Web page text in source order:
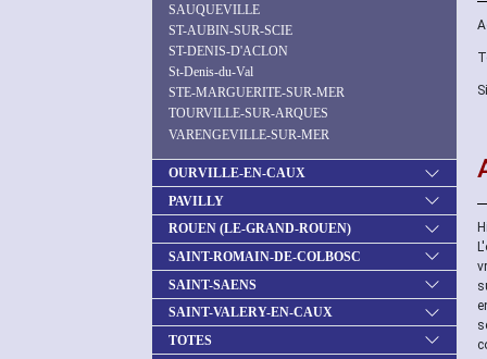
SAUQUEVILLE
ST-AUBIN-SUR-SCIE
ST-DENIS-D'ACLON
St-Denis-du-Val
STE-MARGUERITE-SUR-MER
TOURVILLE-SUR-ARQUES
VARENGEVILLE-SUR-MER
OURVILLE-EN-CAUX
PAVILLY
ROUEN (LE-GRAND-ROUEN)
SAINT-ROMAIN-DE-COLBOSC
SAINT-SAENS
SAINT-VALERY-EN-CAUX
TOTES